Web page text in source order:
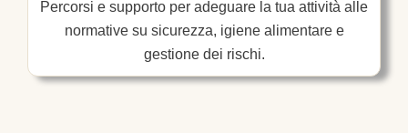
Percorsi e supporto per adeguare la tua attività alle
normative su sicurezza, igiene alimentare e
gestione dei rischi.